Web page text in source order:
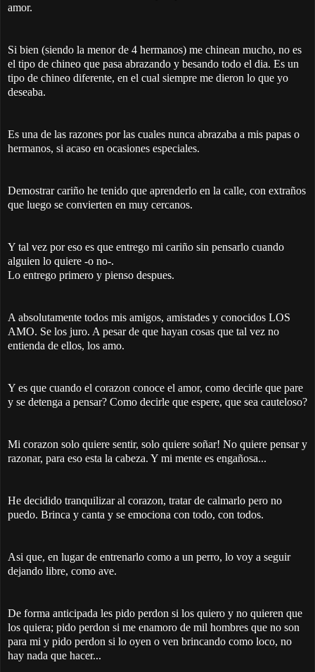
amor.
Si bien (siendo la menor de 4 hermanos) me chinean mucho, no es
el tipo de chineo que pasa abrazando y besando todo el dia. Es un
tipo de chineo diferente, en el cual siempre me dieron lo que yo
deseaba.
Es una de las razones por las cuales nunca abrazaba a mis papas o
hermanos, si acaso en ocasiones especiales.
Demostrar cariño he tenido que aprenderlo en la calle, con extraños
que luego se convierten en muy cercanos.
Y tal vez por eso es que entrego mi cariño sin pensarlo cuando
alguien lo quiere -o no-.
Lo entrego primero y pienso despues.
A absolutamente todos mis amigos, amistades y conocidos LOS
AMO. Se los juro. A pesar de que hayan cosas que tal vez no
entienda de ellos, los amo.
Y es que cuando el corazon conoce el amor, como decirle que pare
y se detenga a pensar? Como decirle que espere, que sea cauteloso?
Mi corazon solo quiere sentir, solo quiere soñar! No quiere pensar y
razonar, para eso esta la cabeza. Y mi mente es engañosa...
He decidido tranquilizar al corazon, tratar de calmarlo pero no
puedo. Brinca y canta y se emociona con todo, con todos.
Asi que, en lugar de entrenarlo como a un perro, lo voy a seguir
dejando libre, como ave.
De forma anticipada les pido perdon si los quiero y no quieren que
los quiera; pido perdon si me enamoro de mil hombres que no son
para mi y pido perdon si lo oyen o ven brincando como loco, no
hay nada que hacer...